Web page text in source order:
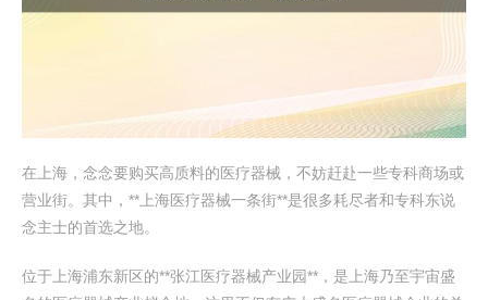
在上海，念念要购买高质料的医疗器械，不妨赶赴一些专科商场或
营业街。其中，**上海医疗器械一条街**是很多耗尽者和专科东说
念主士的首选之地。
位于上海浦东新区的**张江医疗器械产业园**，是上海乃至宇宙盛